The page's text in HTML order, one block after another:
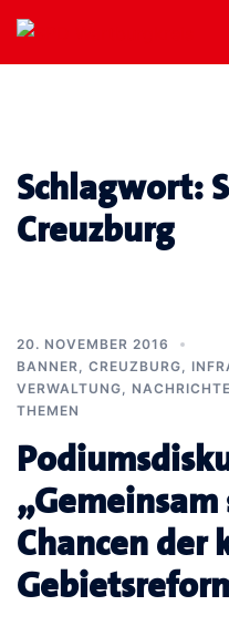
Zum
Inhalt
springen
Schlagwort:
Creuzburg
20. NOVEMBER 2016
BANNER
CREUZBURG
VERWALTUNG
THEMEN
Chancen der